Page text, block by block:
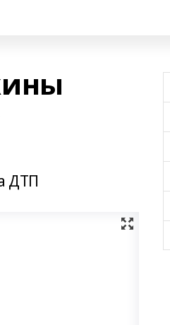
ДТП